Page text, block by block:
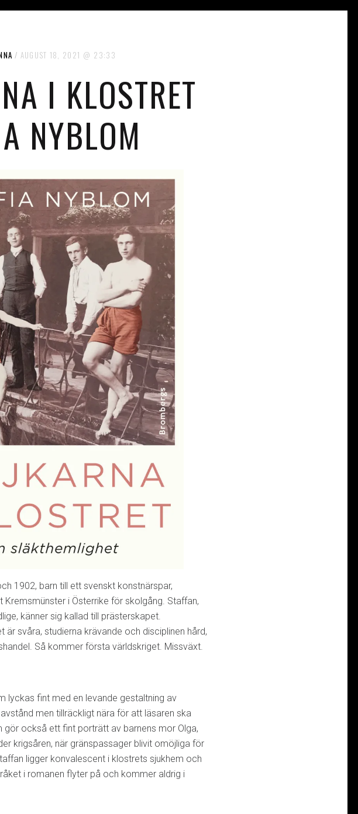
AUGUST 18, 2021 23:33
I KLOSTRET
NYBLOM
1902, barn till ett svenskt konstnärspar,
i Österrike för skolgång. Staffan,
känner sig kallad till prästerskapet.
är svåra, studierna krävande och disciplinen hård,
Så kommer första världskriget. Missväxt.
lyckas fint med en levande gestaltning av
men tillräckligt nära för att läsaren ska
gör också ett fint porträtt av barnens mor Olga,
krigsåren, när gränspassager blivit omöjliga för
ligger konvalescent i klostrets sjukhem och
i romanen flyter på och kommer aldrig i